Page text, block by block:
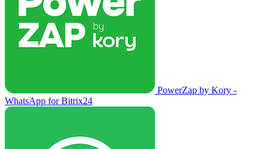
PowerZap by Kory -
WhatsApp for Bitrix24